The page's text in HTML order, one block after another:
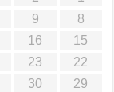
8
9
15
16
22
23
29
30